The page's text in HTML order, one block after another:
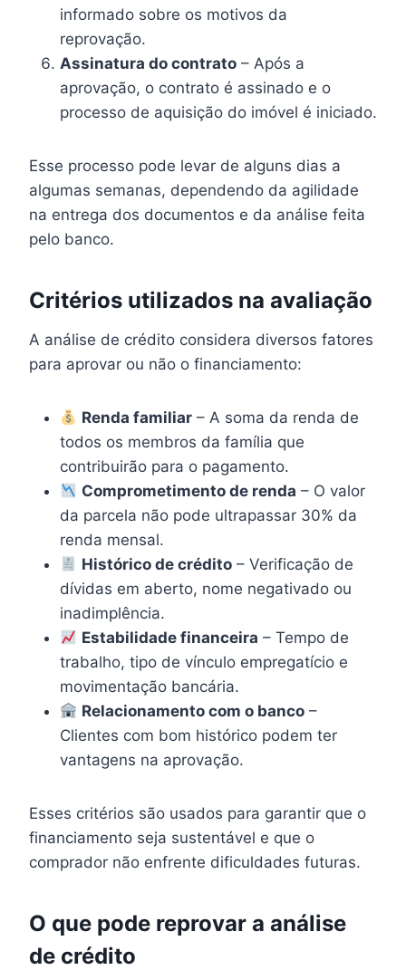
informado sobre os motivos da
reprovação.
Assinatura do contrato – Após a
aprovação, o contrato é assinado e o
processo de aquisição do imóvel é iniciado.
Esse processo pode levar de alguns dias a
algumas semanas, dependendo da agilidade
na entrega dos documentos e da análise feita
pelo banco.
Critérios utilizados na avaliação
A análise de crédito considera diversos fatores
para aprovar ou não o financiamento:
Renda familiar – A soma da renda de
todos os membros da família que
contribuirão para o pagamento.
Comprometimento de renda – O valor
da parcela não pode ultrapassar 30% da
renda mensal.
Histórico de crédito – Verificação de
dívidas em aberto, nome negativado ou
inadimplência.
Estabilidade financeira – Tempo de
trabalho, tipo de vínculo empregatício e
movimentação bancária.
Relacionamento com o banco –
Clientes com bom histórico podem ter
vantagens na aprovação.
Esses critérios são usados para garantir que o
financiamento seja sustentável e que o
comprador não enfrente dificuldades futuras.
O que pode reprovar a análise
de crédito